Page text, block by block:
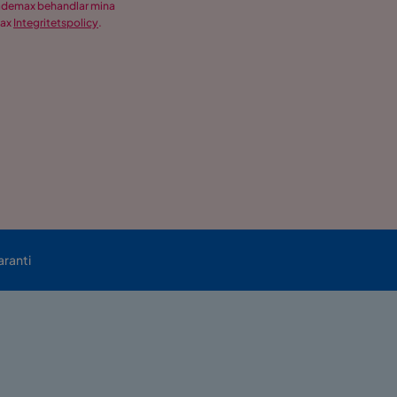
behandlar mina
Integritetspolicy.